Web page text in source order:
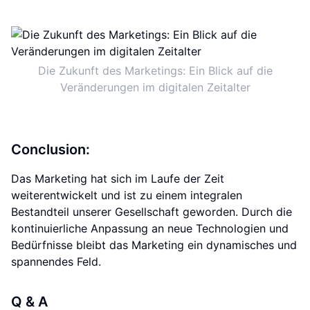
Die Zukunft des Marketings: Ein Blick auf die
Veränderungen im digitalen Zeitalter
Conclusion:
Das Marketing hat sich im Laufe der Zeit
weiterentwickelt und ist zu einem integralen
Bestandteil unserer Gesellschaft geworden. Durch die
kontinuierliche Anpassung an neue Technologien und
Bedürfnisse bleibt das Marketing ein dynamisches und
spannendes Feld.
Q & A